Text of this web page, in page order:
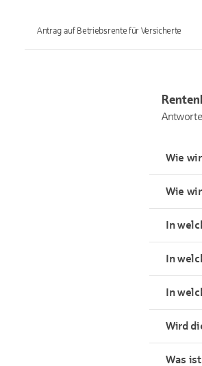
Antrag auf Betriebsrente für Versicherte
Wie
Wie
In
In
In
Wird
Was